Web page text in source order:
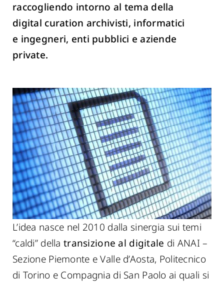
raccogliendo intorno al tema della
digital curation archivisti, informatici
e ingegneri, enti pubblici e aziende
private.
L’idea nasce nel 2010 dalla sinergia sui temi
“caldi” della transizione al digitale di ANAI –
Sezione Piemonte e Valle d’Aosta, Politecnico
di Torino e Compagnia di San Paolo ai quali si